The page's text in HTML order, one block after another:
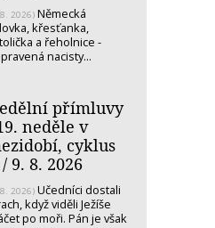
2026) Německá
křesťanka,
a řeholnice -
nacisty...
přímluvy
neděle v
cyklus
9. 8. 2026
2026) Učedníci dostali
když viděli Ježíše
po moři. Pán je však